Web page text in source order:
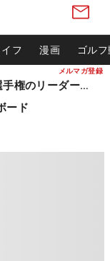
メルマガ登録
イフ 漫画 ゴル
松山英樹ら出場 ウィンダム選手権のリーダーボード
ード